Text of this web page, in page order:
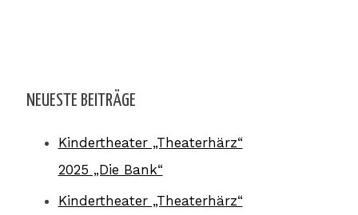
NEUESTE BEITRÄGE
Kindertheater „Theaterhärz“
2025 „Die Bank“
Kindertheater „Theaterhärz“